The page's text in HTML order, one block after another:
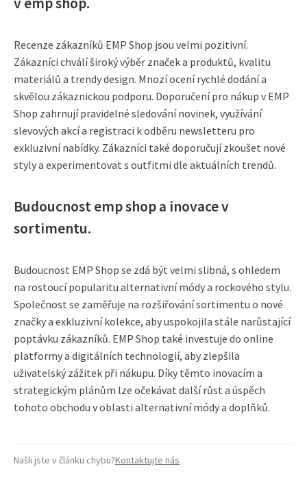
Recenze zákazníků EMP Shop jsou velmi pozitivní.
Zákazníci chválí široký výběr značek a produktů, kvalitu
materiálů a trendy design. Mnozí ocení rychlé dodání a
skvělou zákaznickou podporu. Doporučení pro nákup v EMP
Shop zahrnují pravidelné sledování novinek, využívání
slevových akcí a registraci k odběru newsletteru pro
exkluzivní nabídky. Zákazníci také doporučují zkoušet nové
styly a experimentovat s outfitmi dle aktuálních trendů.
Budoucnost emp shop a inovace v
sortimentu.
Budoucnost EMP Shop se zdá být velmi slibná, s ohledem
na rostoucí popularitu alternativní módy a rockového stylu.
Společnost se zaměřuje na rozšiřování sortimentu o nové
značky a exkluzivní kolekce, aby uspokojila stále narůstající
poptávku zákazníků. EMP Shop také investuje do online
platformy a digitálních technologií, aby zlepšila
uživatelský zážitek při nákupu. Díky těmto inovacím a
strategickým plánům lze očekávat další růst a úspěch
tohoto obchodu v oblasti alternativní módy a doplňků.
Našli jste v článku chybu?Kontaktujte nás